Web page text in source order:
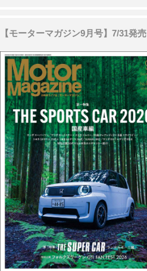
【モーターマガジン9月号】7/31発売